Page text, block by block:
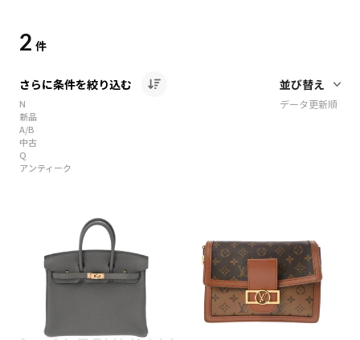
2 件
さらに条件を絞り込む
N
新品
A/B
中古
Q
アンティーク
データ更新順